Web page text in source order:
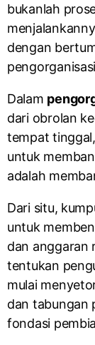
bukanlah
dengan
Dalam
dari obrolan
tempat
untuk
adalah
Dari situ,
untuk
dan anggaran
tentukan
mulai
dan tabungan
fondasi